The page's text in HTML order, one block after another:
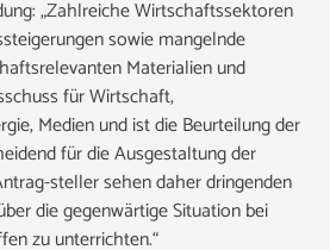
„Zahlreiche Wirtschaftssektoren
sowie mangelnde
Materialien und
für Wirtschaft,
Medien und ist die Beurteilung der
für die Ausgestaltung der
steller sehen daher dringenden
die gegenwärtige Situation bei
zu unterrichten.“